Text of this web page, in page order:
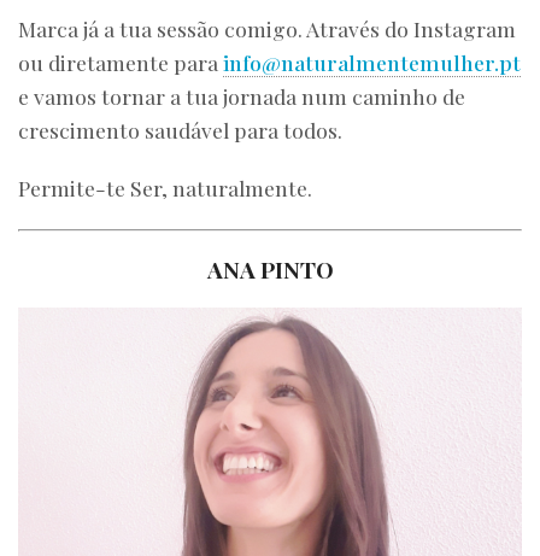
Marca já a tua sessão comigo. Através do Instagram
ou diretamente para info@naturalmentemulher.pt
e vamos tornar a tua jornada num caminho de
crescimento saudável para todos.
Permite-te Ser, naturalmente.
ANA PINTO